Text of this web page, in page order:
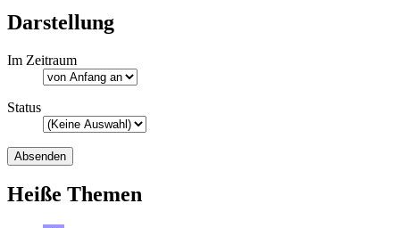
Darstellung
Im Zeitraum
Status
Heiße Themen